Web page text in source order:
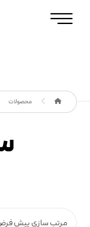
محصولات